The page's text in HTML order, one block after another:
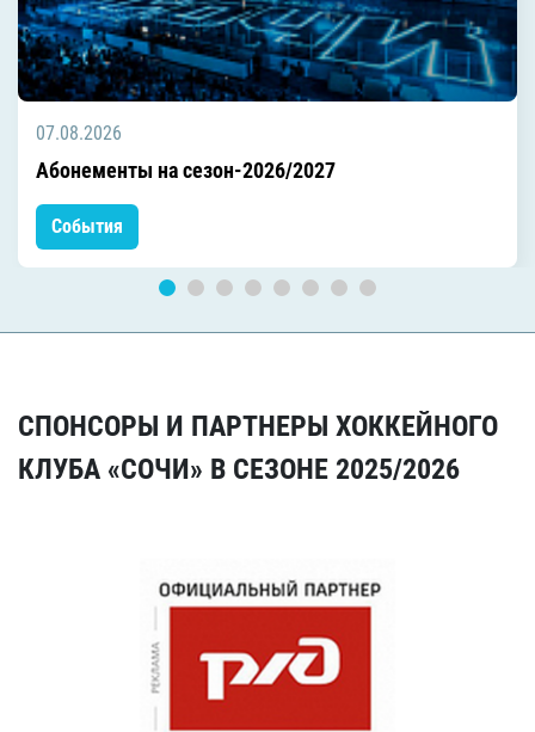
07.08.2026
Абонементы на сезон-2026/2027
События
СПОНСОРЫ И ПАРТНЕРЫ ХОККЕЙНОГО
КЛУБА «СОЧИ» В СЕЗОНЕ 2025/2026